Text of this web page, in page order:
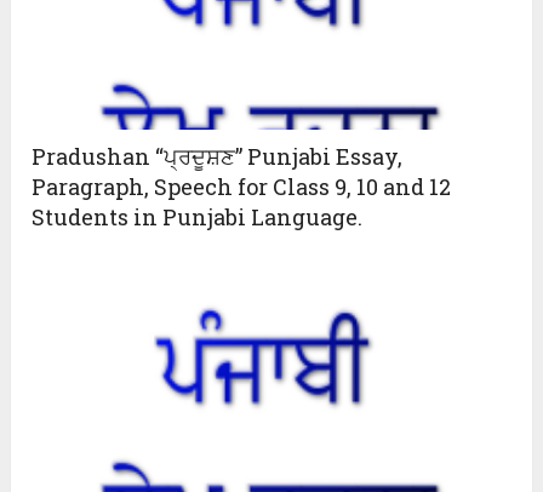
Pradushan “ਪ੍ਰਦੂਸ਼ਣ” Punjabi Essay,
Paragraph, Speech for Class 9, 10 and 12
Students in Punjabi Language.